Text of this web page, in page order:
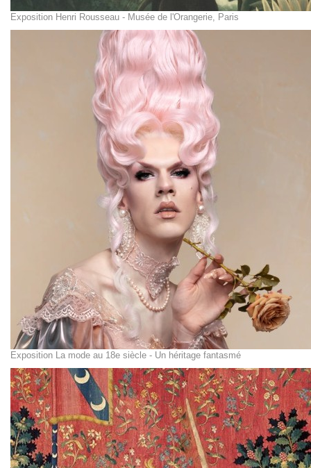
Exposition Henri Rousseau - Musée de l'Orangerie, Paris
Exposition La mode au 18e siècle - Un héritage fantasmé